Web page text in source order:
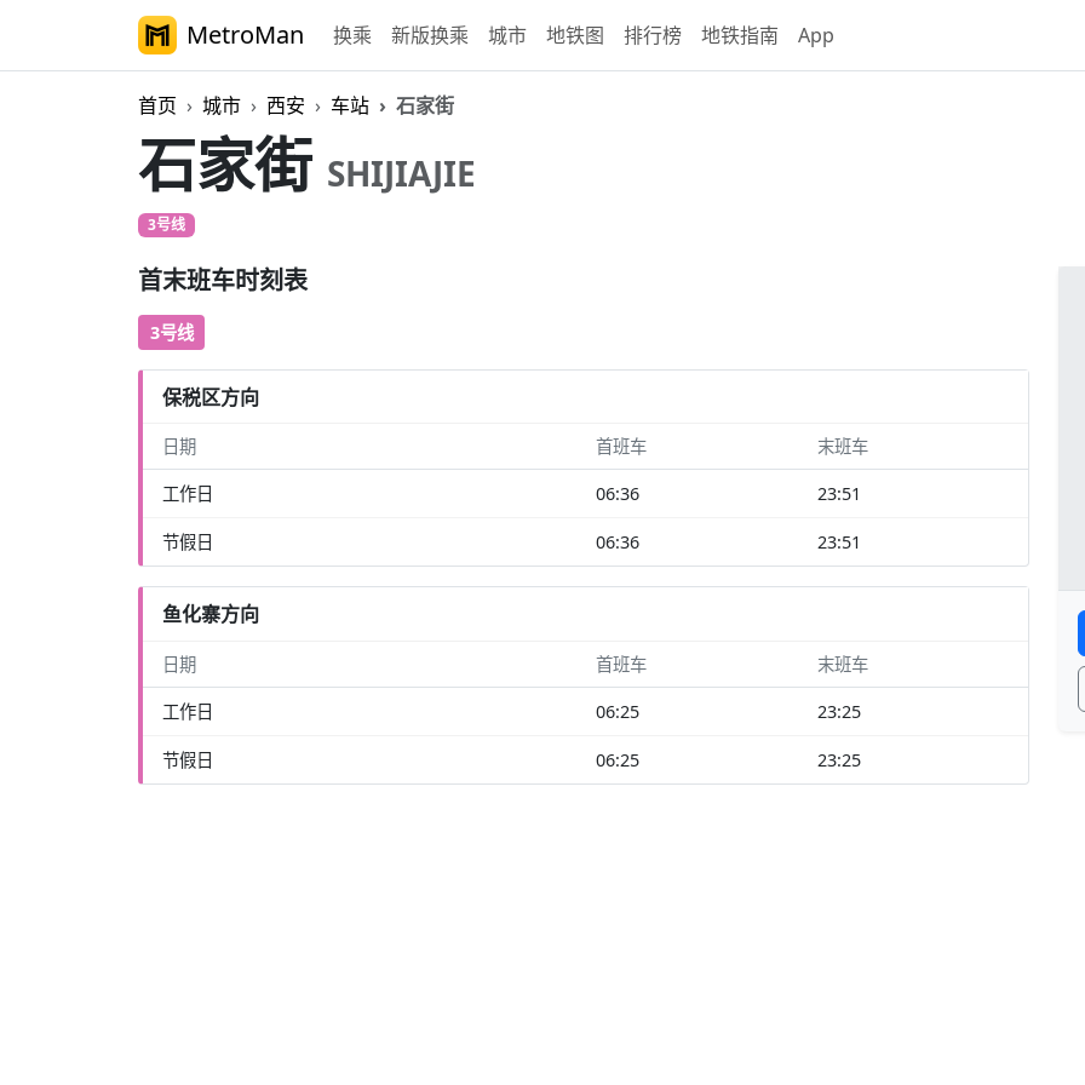
MetroMan 换乘 新版换乘 城市 地铁图 排行榜 地铁指南 App
首页 城市 西安 车站 石家街
石家街 SHIJIAJIE
3号线
首末班车时刻表
3号线
保税区方向
日期 首班车 末班车
工作日 06:36 23:51
节假日 06:36 23:51
鱼化寨方向
日期 首班车 末班车
工作日 06:25 23:25
节假日 06:25 23:25